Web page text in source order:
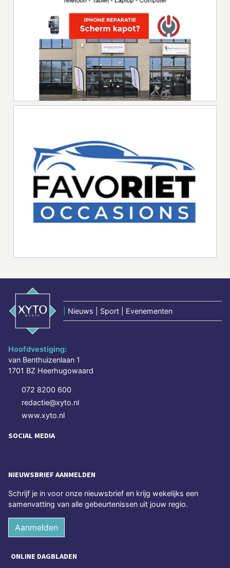
Nieuws | Sport | Evenementen
Hoofdvestiging:
van Benthuizenlaan 1
1701 BZ Heerhugowaard
072 8200 600
redactie@xyto.nl
www.xyto.nl
SOCIAL MEDIA
NIEUWSBRIEF AANMELDEN
Schrijf je in voor onze nieuwsbrief en krijg wekelijks een
samenvatting van alle gebeurtenissen uit jouw regio.
Aanmelden
ONLINE DAGBLADEN